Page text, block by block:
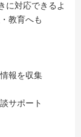
に対応できるよ
教育へも
報を収集
サポート